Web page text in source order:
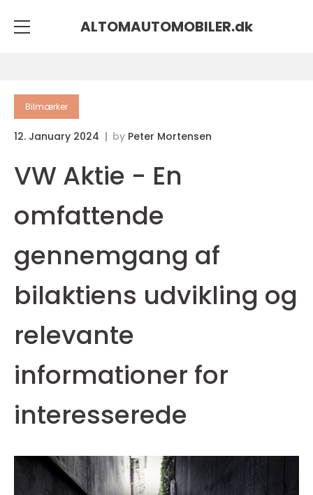
ALTOMAUTOMOBILER.dk
Bilmærker
12. January 2024 by Peter Mortensen
VW Aktie - En
omfattende
gennemgang af
bilaktiens udvikling og
relevante
informationer for
interesserede